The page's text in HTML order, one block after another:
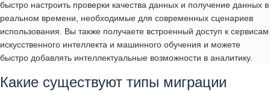
быстро настроить проверки качества данных и получение данных в
реальном времени, необходимые для современных сценариев
использования. Вы также получаете встроенный доступ к сервисам
искусственного интеллекта и машинного обучения и можете
быстро добавлять интеллектуальные возможности в аналитику.
Какие существуют типы миграции